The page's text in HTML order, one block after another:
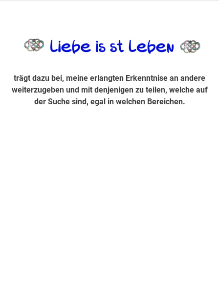
Suche sind, egal in welchen Bereichen.
trägt dazu bei, meine erlangten Erkenntnise an andere
weiterzugeben und mit denjenigen zu teilen, welche auf
der Suche sind, egal in welchen Bereichen.